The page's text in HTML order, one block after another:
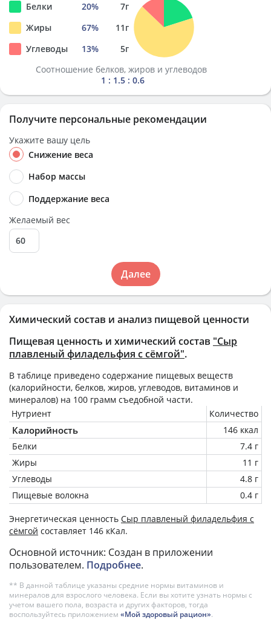
Химический состав и анализ пищевой ценности
Пищевая ценность и химический состав "Сыр
плавленый филадельфия с сёмгой".
В таблице приведено содержание пищевых веществ
(калорийности, белков, жиров, углеводов, витаминов и
минералов) на 100 грамм съедобной части.
Нутриент
Количество
Калорийность
146 ккал
Белки
7.4 г
Жиры
11 г
Углеводы
4.8 г
Пищевые волокна
0.4 г
Энергетическая ценность Сыр плавленый филадельфия с
сёмгой составляет 146 кКал.
Основной источник: Создан в приложении
пользователем. Подробнее.
** В данной таблице указаны средние нормы витаминов и
минералов для взрослого человека. Если вы хотите узнать нормы с
учетом вашего пола, возраста и других факторов, тогда
воспользуйтесь приложением «Мой здоровый рацион».
Белки 20% 7г
Жиры
67% 11г
Углеводы
13% 5г
Соотношение белков, жиров и углеводов
1 : 1.5 : 0.6
Получите персональные рекомендации
Укажите вашу цель
Снижение веса
Набор массы
Поддержание веса
Желаемый вес
Далее